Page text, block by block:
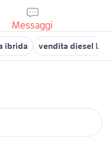
Messaggi
ibrida vendita diesel